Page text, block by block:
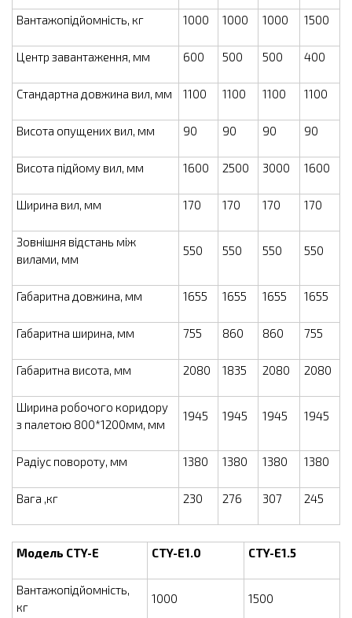
Вантажопідйомність, кг 1000 1000 1000 1500
Центр завантаження, мм 600 500 500 400
Стандартна довжина вил, мм 1100 1100 1100 1100
Висота опущених вил, мм 90 90 90 90
Висота підйому вил, мм 1600 2500 3000 1600
Ширина вил, мм 170 170 170 170
Зовнішня відстань між
вилами, мм
550 550 550 550
Габаритна довжина, мм 1655 1655 1655 1655
Габаритна ширина, мм 755 860 860 755
Габаритна висота, мм 2080 1835 2080 2080
Ширина робочого коридору
з палетою 800*1200мм, мм
1945 1945 1945 1945
Радіус повороту, мм 1380 1380 1380 1380
Вага ,кг 230 276 307 245
Модель CTY-E CTY-E1.0 CTY-E1.5
Вантажопідйомність,
кг
1000 1500